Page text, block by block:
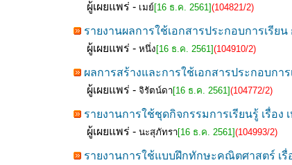
ผู้เผยแพร่ - เมย์ [16 ธ.ค. 2561](104821/2)
รายงานผลการใช้เอกสารประกอบการเรี
ผู้เผยแพร่ - หนึ่ง [16 ธ.ค. 2561](104910/2)
ผลการสร้างและการใช้เอกสารประกอบกา
ผู้เผยแพร่ - จิรัตน์ดา[16 ธ.ค. 2561](104772/2)
รายงานการใช้ชุดกิจกรรมการเรียนรู้ เรื่อ
ผู้เผยแพร่ - นะสุภัทรา[16 ธ.ค. 2561](104993/2)
รายงานการใช้แบบฝึกทักษะคณิตศาสตร์ เ